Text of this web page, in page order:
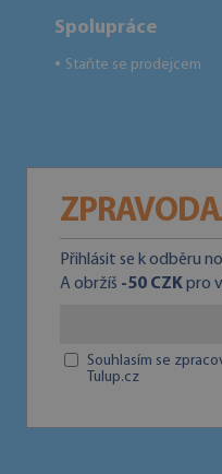
Spolupráce
● Staňte se prodejcem
Přihlásit se k odběru
A obržíš -50 CZKpro
Souhlasím se
Tulup.cz